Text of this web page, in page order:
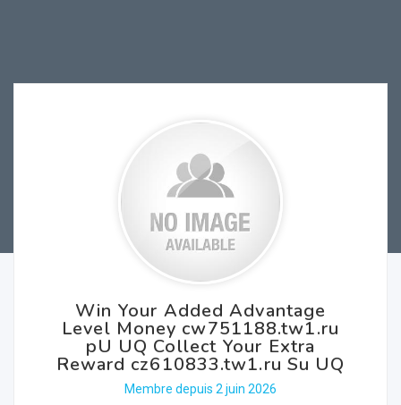
Win Your Added Advantage
Level Money cw751188.tw1.ru
pU UQ Collect Your Extra
Reward cz610833.tw1.ru Su UQ
Membre depuis 2 juin 2026